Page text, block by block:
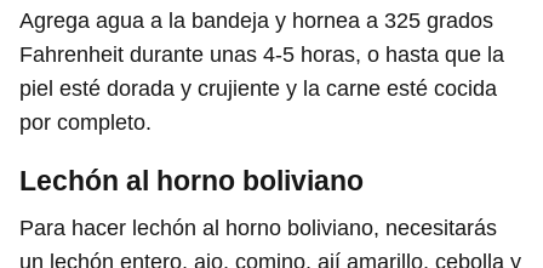
Agrega agua a la bandeja y hornea a 325 grados
Fahrenheit durante unas 4-5 horas, o hasta que la
piel esté dorada y crujiente y la carne esté cocida
por completo.
Lechón al horno boliviano
Para hacer lechón al horno boliviano, necesitarás
un lechón entero, ajo, comino, ají amarillo, cebolla y